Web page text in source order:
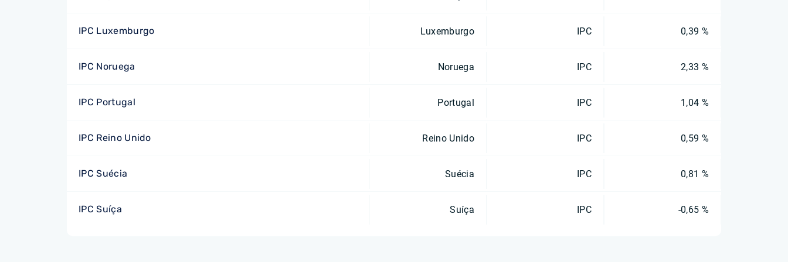
IPC Luxemburgo Luxemburgo IPC 0,39 %
IPC Noruega Noruega IPC 2,33 %
IPC Portugal Portugal IPC 1,04 %
IPC Reino Unido Reino Unido IPC 0,59 %
IPC Suécia Suécia IPC 0,81 %
IPC Suíça Suíça IPC -0,65 %